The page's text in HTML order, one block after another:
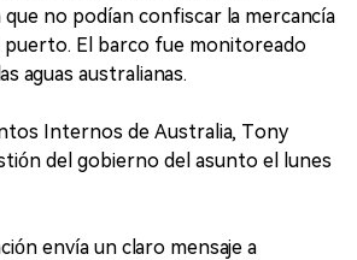
no podían confiscar la mercancía
puerto. El barco fue monitoreado
aguas australianas.
Internos de Australia, Tony
del gobierno del asunto el lunes
envía un claro mensaje a